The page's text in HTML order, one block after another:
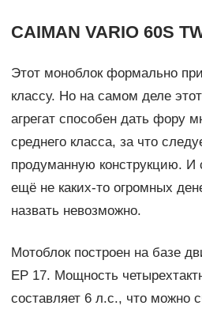
CAIMAN VARIO 60S
Этот моноблок формально
классу. Но на самом деле
агрегат способен дать фору
среднего класса, за что
продуманную конструкцию. И
ещё не каких-то огромных
назвать невозможно.
Мотоблок построен на базе
EP 17. Мощность
составляет 6 л.с., что можно